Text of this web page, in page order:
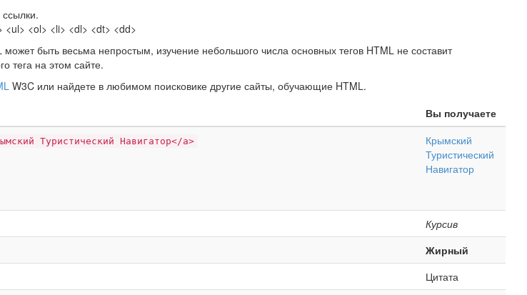
<ol> <li> <dl> <dt> <dd>
быть весьма непростым, изучение небольшого числа основных тегов HTML не составит
тега на этом сайте.
W3C или найдете в любимом поисковике другие сайты, обучающие HTML.
Вы получаете
Туристический Навигатор</a>
Крымский
Туристический
Навигатор
Курсив
Жирный
Цитата